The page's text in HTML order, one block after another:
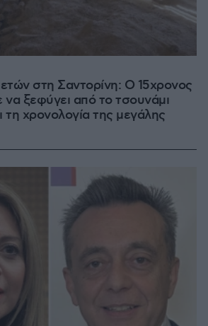
στη Σαντορίνη: Ο 15χρονος
ξεφύγει από το τσουνάμι
τη χρονολογία της μεγάλης